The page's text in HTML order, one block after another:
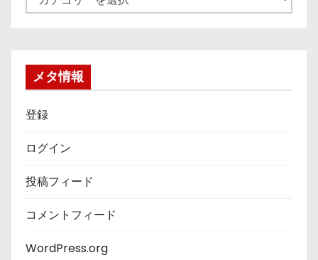
テ
メタ情報
登録
ログイン
投稿フィード
コメントフィード
WordPress.org